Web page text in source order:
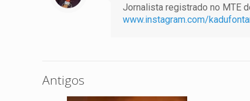
Jornalista registrado no MTE
www.instagram.com/
Antigos